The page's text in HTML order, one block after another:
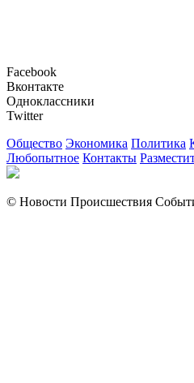
Facebook
Вконтакте
Одноклассники
Twitter
Общество Экономика Политика
Любопытное Контакты
© Новости Происшествия